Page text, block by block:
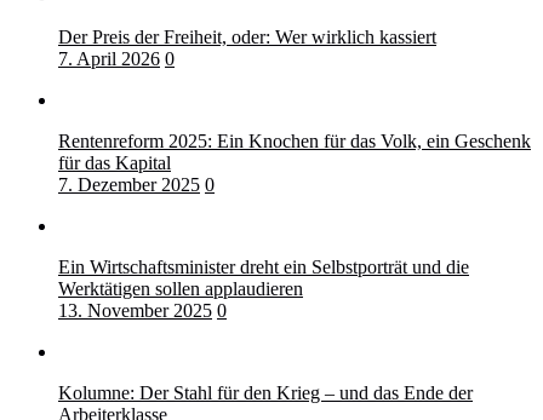
Der Preis der Freiheit, oder: Wer wirklich kassiert
7. April 2026 0
Rentenreform 2025: Ein Knochen für das Volk, ein Geschenk
für das Kapital
7. Dezember 2025 0
Ein Wirtschaftsminister dreht ein Selbstporträt und die
Werktätigen sollen applaudieren
13. November 2025 0
Kolumne: Der Stahl für den Krieg – und das Ende der
Arbeiterklasse